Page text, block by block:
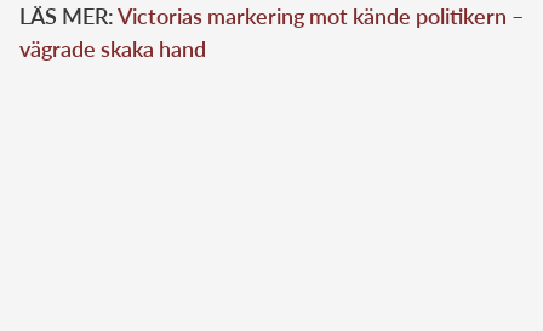
LÄS MER:Victorias markering mot kände politikern –
vägrade skaka hand